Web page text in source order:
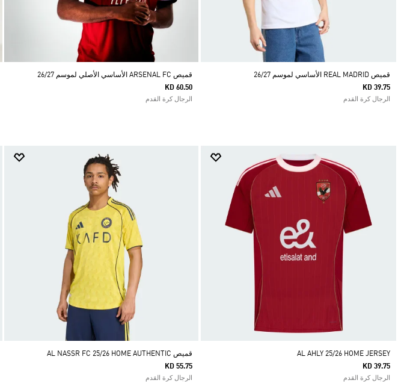
قميص REAL MADRID الأساسي لموسم 26/27
KD 39.75
الرجال كرة القدم
قميص ARSENAL FC الأساسي الأصلي لموسم 26/27
KD 60.50
الرجال كرة القدم
AL AHLY 25/26 HOME JERSEY
KD 39.75
الرجال كرة القدم
قميص AL NASSR FC 25/26 HOME AUTHENTIC
KD 55.75
الرجال كرة القدم